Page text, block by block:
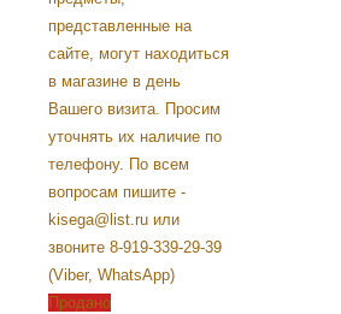
Продано